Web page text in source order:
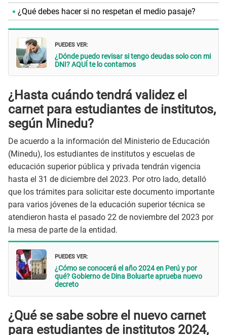
¿Qué debes hacer si no respetan el medio pasaje?
PUEDES VER:
¿Dónde puedo revisar si tengo deudas solo con mi
DNI? AQUÍ te lo contamos
¿Hasta cuándo tendrá validez el
carnet para estudiantes de institutos,
según Minedu?
De acuerdo a la información del Ministerio de Educación
(Minedu), los estudiantes de institutos y escuelas de
educación superior pública y privada tendrán vigencia
hasta el 31 de diciembre del 2023. Por otro lado, detalló
que los trámites para solicitar este documento importante
para varios jóvenes de la educación superior técnica se
atendieron hasta el pasado 22 de noviembre del 2023 por
la mesa de parte de la entidad.
PUEDES VER:
¿Cómo se conocerá el año 2024 en Perú y por
qué? Gobierno de Dina Boluarte aprueba nuevo
decreto
¿Qué se sabe sobre el nuevo carnet
para estudiantes de institutos 2024,